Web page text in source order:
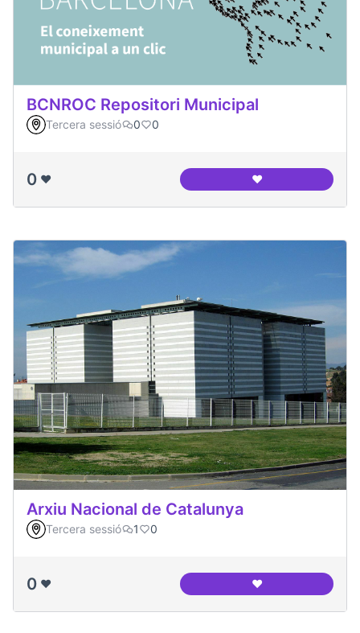
BCNROC Repositori Municipal
Tercera sessió 0 0
0 ❤️ ❤️BCNROC
Arxiu Nacional de Catalunya
Tercera sessió 1 0
0 ❤️ ❤️Arxiu Nacional de